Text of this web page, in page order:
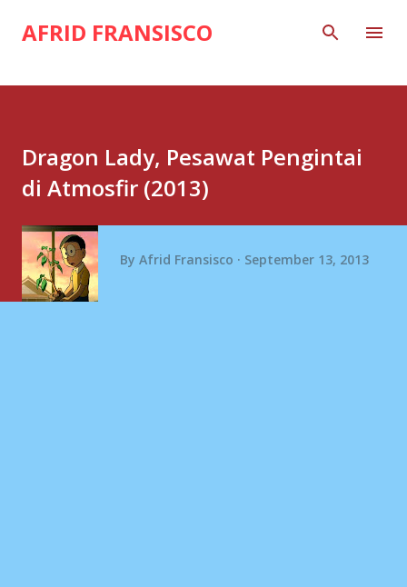
Skip to main content
AFRID FRANSISCO
Dragon Lady, Pesawat Pengintai
di Atmosfir (2013)
By Afrid Fransisco September 13, 2013